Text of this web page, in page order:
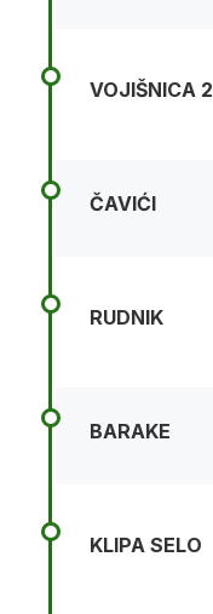
VOJIŠNICA 2
ČAVIĆI
RUDNIK
BARAKE
KLIPA SELO